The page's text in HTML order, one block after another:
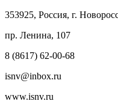
353925, Россия, г.
пр. Ленина, 107
8 (8617) 62-00-68
isnv@inbox.ru
www.isnv.ru